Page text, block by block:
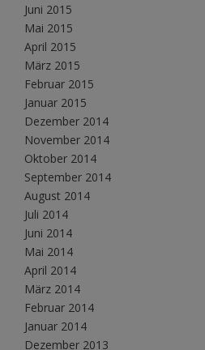
Juni 2015
Mai 2015
April 2015
März 2015
Februar 2015
Januar 2015
Dezember 2014
November 2014
Oktober 2014
September 2014
August 2014
Juli 2014
Juni 2014
Mai 2014
April 2014
März 2014
Februar 2014
Januar 2014
Dezember 2013